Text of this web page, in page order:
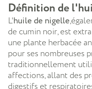
Définition de
L'huile de nigelle
de cumin noir, est
une plante herbacée
pour ses nombreuses
traditionnellement
affections, allant des
digestifs et